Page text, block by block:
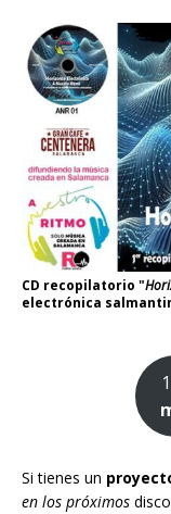
CD recopilatorio "
electrónica
Si tienes un
en los próximos